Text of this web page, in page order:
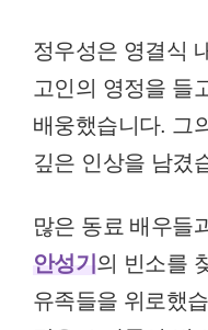
정우성은 영결식
고인의 영정을 들
배웅했습니다. 그
깊은 인상을 남겼
많은 동료 배우들
안성기의 빈소를
유족들을 위로했